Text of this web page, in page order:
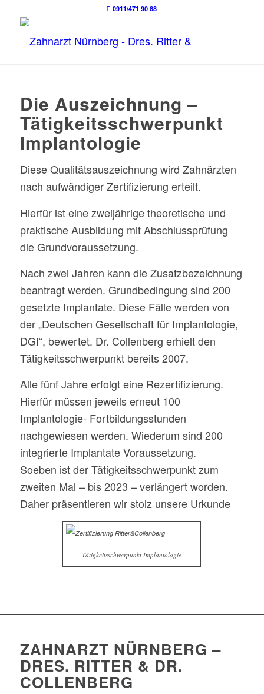
0911/471 90 88
Die Auszeichnung –
Tätigkeitsschwerpunkt
Implantologie
Diese Qualitätsauszeichnung wird Zahnärzten
nach aufwändiger Zertifizierung erteilt.
Hierfür ist eine zweijährige theoretische und
praktische Ausbildung mit Abschlussprüfung
die Grundvoraussetzung.
Nach zwei Jahren kann die Zusatzbezeichnung
beantragt werden. Grundbedingung sind 200
gesetzte Implantate. Diese Fälle werden von
der „Deutschen Gesellschaft für Implantologie,
DGI“, bewertet. Dr. Collenberg erhielt den
Tätigkeitsschwerpunkt bereits 2007.
Alle fünf Jahre erfolgt eine Rezertifizierung.
Hierfür müssen jeweils erneut 100
Implantologie- Fortbildungsstunden
nachgewiesen werden. Wiederum sind 200
integrierte Implantate Voraussetzung.
Soeben ist der Tätigkeitsschwerpunkt zum
zweiten Mal – bis 2023 – verlängert worden.
Daher präsentieren wir stolz unsere Urkunde
Tätigkeitsschwerpunkt Implantologie
ZAHNARZT NÜRNBERG –
DRES. RITTER & DR.
COLLENBERG